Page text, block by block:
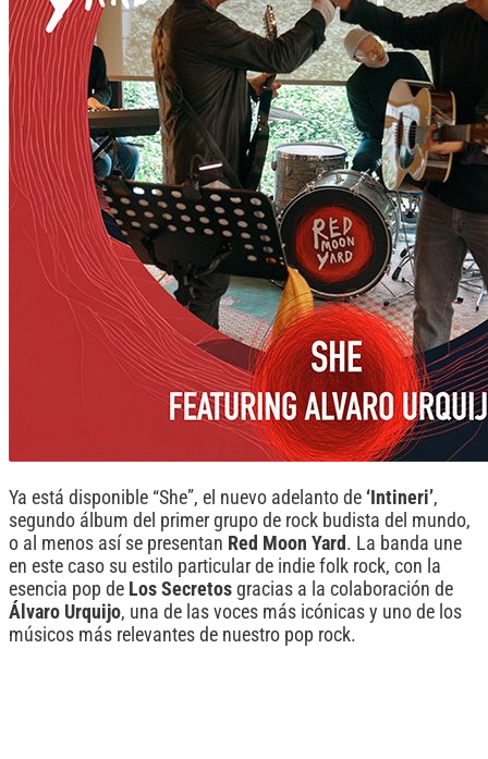
Ya está disponible “She”, el nuevo adelanto de ‘Intineri’,
segundo álbum del primer grupo de rock budista del mundo,
o al menos así se presentan Red Moon Yard . La banda une
en este caso su estilo particular de indie folk rock, con la
esencia pop de Los Secretos gracias a la colaboración de
Álvaro Urquijo, una de las voces más icónicas y uno de los
músicos más relevantes de nuestro pop rock.